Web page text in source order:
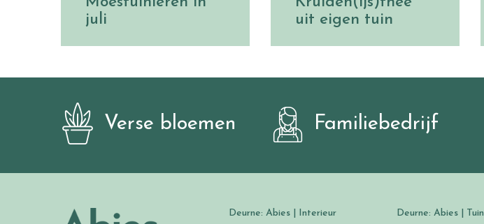
juli
uit eigen tuin
Verse bloemen Familiebedrijf
Deurne: Abies | Interieur Deurne: Abies | Tuin